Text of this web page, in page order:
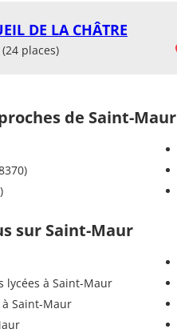
DE LA CHÂTRE
places)
de Saint-Maur
sur Saint-Maur
lycées à Saint-Maur
Saint-Maur